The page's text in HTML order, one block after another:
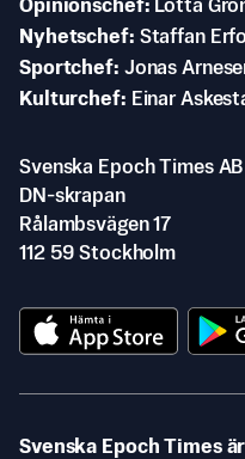
Opinionschef
Lotta
Nyhetschef Staffan
Sportchef Jonas
Kulturchef
Einar
Svenska Epoch Times AB
DN-skrapan
Rålambsvägen 17
112 59 Stockholm
Svenska Epoch Times